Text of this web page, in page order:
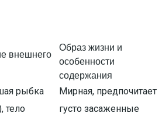
внешнего
Образ жизни и
особенности
содержания
рыбка
тело
Мирная, предпочитает
густо засаженные